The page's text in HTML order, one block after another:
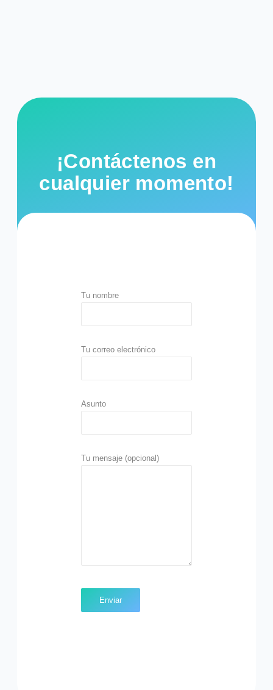
¡Contáctenos en
cualquier momento!
Tu nombre
Tu correo electrónico
Asunto
Tu mensaje (opcional)